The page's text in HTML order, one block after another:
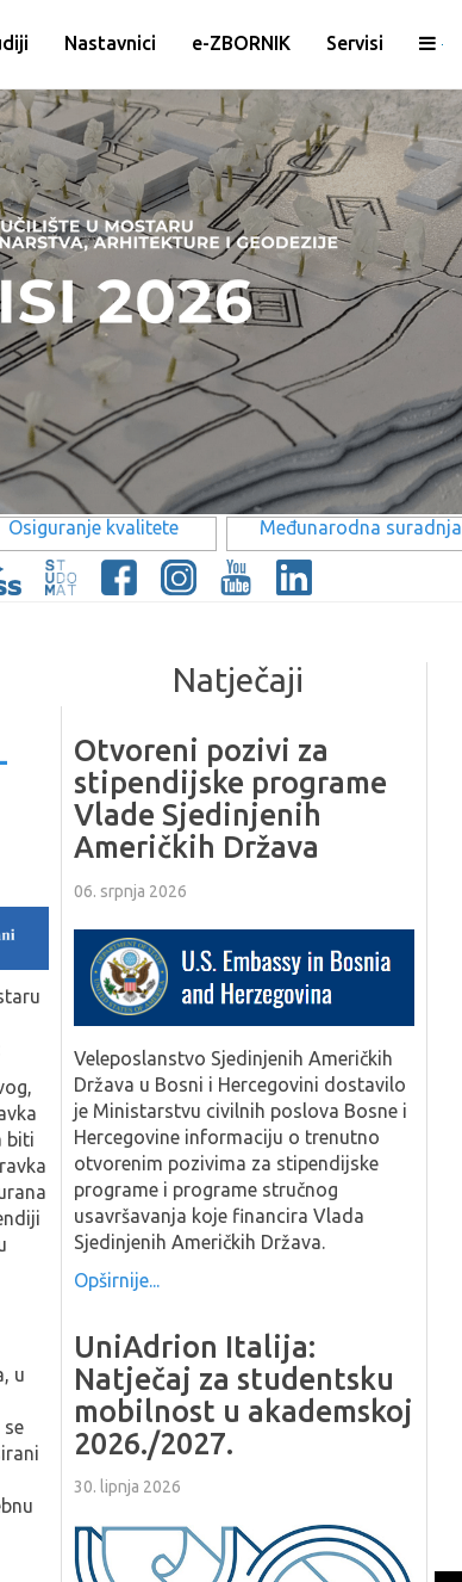
Osiguranje kvalitete Međunarodna suradnja
Nastavnici e-ZBORNIK Servisi
biti
u
Natječaji
Otvoreni pozivi za
stipendijske programe
Vlade Sjedinjenih
Američkih Država
06. srpnja 2026
Veleposlanstvo Sjedinjenih Američkih
Država u Bosni i Hercegovini dostavilo
je Ministarstvu civilnih poslova Bosne i
Hercegovine informaciju o trenutno
otvorenim pozivima za stipendijske
programe i programe stručnog
usavršavanja koje financira Vlada
Sjedinjenih Američkih Država.
Opširnije...
UniAdrion Italija:
Natječaj za studentsku
mobilnost u akademskoj
2026./2027.
30. lipnja 2026